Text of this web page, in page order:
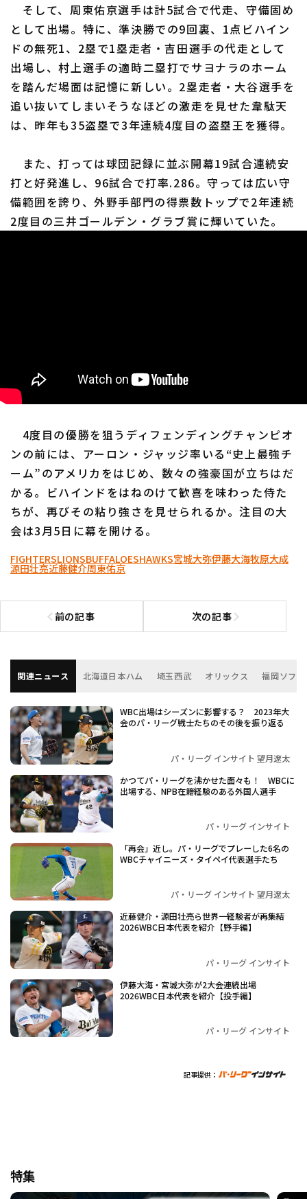
そして、周東佑京選手は計5試合で代走、守備固め
として出場。特に、準決勝での9回裏、1点ビハイン
ドの無死1、2塁で1塁走者・吉田選手の代走として
出場し、村上選手の適時二塁打でサヨナラのホーム
を踏んだ場面は記憶に新しい。2塁走者・大谷選手を
追い抜いてしまいそうなほどの激走を見せた韋駄天
は、昨年も35盗塁で3年連続4度目の盗塁王を獲得。
また、打っては球団記録に並ぶ開幕19試合連続安
打と好発進し、96試合で打率.286。守っては広い守
備範囲を誇り、外野手部門の得票数トップで2年連続
2度目の三井ゴールデン・グラブ賞に輝いていた。
4度目の優勝を狙うディフェンディングチャンピオ
ンの前には、アーロン・ジャッジ率いる“史上最強チ
ーム”のアメリカをはじめ、数々の強豪国が立ちはだ
かる。ビハインドをはねのけて歓喜を味わった侍た
ちが、再びその粘り強さを見せられるか。注目の大
会は3月5日に幕を開ける。
FIGHTERSLIONSBUFFALOESHAWKS宮城大弥伊藤大海牧原大成
源田壮亮近藤健介周東佑京
前の記事
前の記事へ 次の記事次の記事へ
関連ニュース 北海道日本ハム 埼玉西武 オリックス 福岡ソフ
WBC出場はシーズンに影響する？ 2023年大
会のパ・リーグ戦士たちのその後を振り返る
パ・リーグ インサイト 望月遼太
かつてパ・リーグを沸かせた面々も！ WBCに
出場する、NPB在籍経験のある外国人選手
パ・リーグ インサイト
「再会」近し。パ・リーグでプレーした6名の
WBCチャイニーズ・タイペイ代表選手たち
パ・リーグ インサイト 望月遼太
近藤健介・源田壮亮ら世界一経験者が再集結
2026WBC日本代表を紹介【野手編】
パ・リーグ インサイト
伊藤大海・宮城大弥が2大会連続出場
2026WBC日本代表を紹介【投手編】
パ・リーグ インサイト
記事提供：
特集